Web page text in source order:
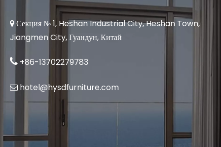
 Секция № 1, Heshan Industrial City, Heshan Town,
Jiangmen City, Гуандун, Китай
 +86-13702279783
 hotel@hysdfurniture.com